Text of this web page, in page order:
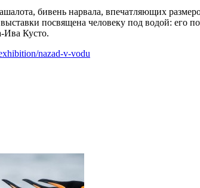
бивень нарвала, впечатляющих
посвящена человеку под водой: его
Ива Кусто.
nazad-v-vodu